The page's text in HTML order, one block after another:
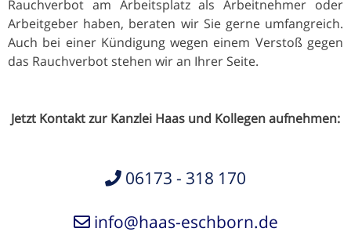
Rauchverbot am Arbeitsplatz als Arbeitnehmer oder
Arbeitgeber haben, beraten wir Sie gerne umfangreich.
Auch bei einer Kündigung wegen einem Verstoß gegen
das Rauchverbot stehen wir an Ihrer Seite.
Jetzt Kontakt zur Kanzlei Haas und Kollegen aufnehmen:
06173 - 318 170
info@haas-eschborn.de